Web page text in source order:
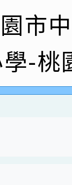
獲社
O蜜、
展 國
師、
班張O
小朗
園市中
獲教
世
創客佳
市
-桃